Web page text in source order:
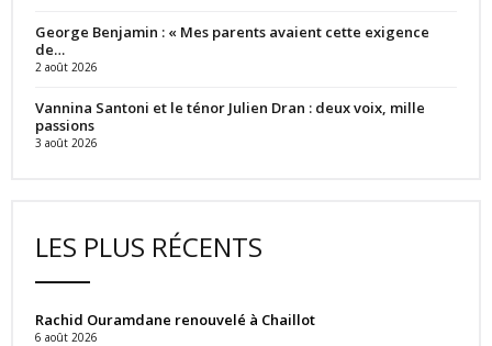
George Benjamin : « Mes parents avaient cette exigence
de…
2 août 2026
Vannina Santoni et le ténor Julien Dran : deux voix, mille
passions
3 août 2026
LES PLUS RÉCENTS
Rachid Ouramdane renouvelé à Chaillot
6 août 2026